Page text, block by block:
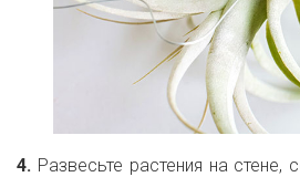
4. Развесьте растения на стене,